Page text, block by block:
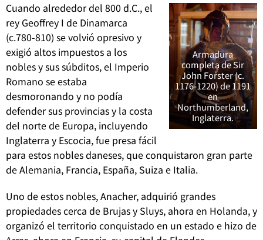
Armadura
completa de Sir
John Forster (c.
1176-1220) de 1191
en
Northumberland,
Inglaterra.
Cuando alrededor del 800 d.C., el
rey Geoffrey I de Dinamarca
(c.780-810) se volvió opresivo y
exigió altos impuestos a los
nobles y sus súbditos, el Imperio
Romano se estaba
desmoronando y no podía
defender sus provincias y la costa
del norte de Europa, incluyendo
Inglaterra y Escocia, fue presa fácil
para estos nobles daneses, que conquistaron gran parte
de Alemania, Francia, España, Suiza e Italia.
Uno de estos nobles, Anacher, adquirió grandes
propiedades cerca de Brujas y Sluys, ahora en Holanda, y
organizó el territorio conquistado en un estado e hizo de